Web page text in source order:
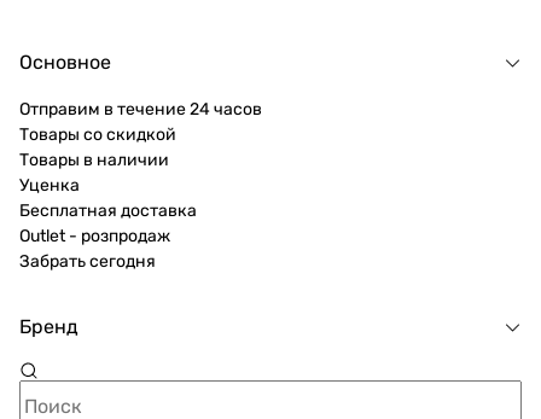
Основное
Отправим в течение 24 часов
Товары со скидкой
Товары в наличии
Уценка
Бесплатная доставка
Outlet - розпродаж
Забрать сегодня
Бренд